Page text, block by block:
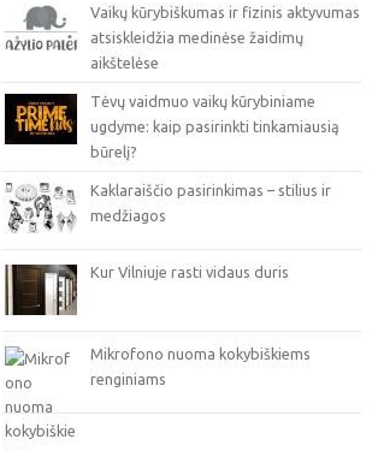
Vaikų kūrybiškumas ir fizinis aktyvumas
atsiskleidžia medinėse žaidimų
aikštelėse
Tėvų vaidmuo vaikų kūrybiniame
ugdyme: kaip pasirinkti tinkamiausią
būrelį?
Kaklaraiščio pasirinkimas – stilius ir
medžiagos
Kur Vilniuje rasti vidaus duris
Mikrofono nuoma kokybiškiems
renginiams